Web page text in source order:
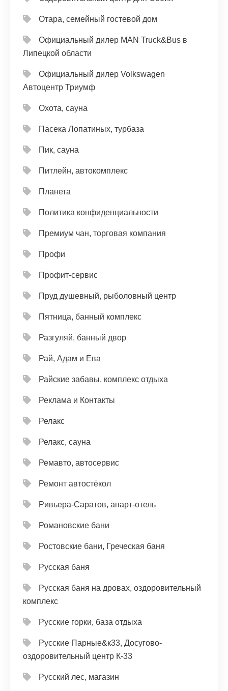
Отара, семейный гостевой дом
Официальный дилер MAN Truck&Bus в
Липецкой области
Официальный дилер Volkswagen
Автоцентр Триумф
Охота, сауна
Пасека Лопатиных, турбаза
Пик, сауна
Питлейн, автокомплекс
Планета
Политика конфиденциальности
Премиум чан, торговая компания
Профи
Профит-сервис
Пруд душевный, рыболовный центр
Пятница, банный комплекс
Разгуляй, банный двор
Рай, Адам и Ева
Райские забавы, комплекс отдыха
Реклама и Контакты
Релакс
Релакс, сауна
Ремавто, автосервис
Ремонт автостёкол
Ривьера-Саратов, апарт-отель
Романовские бани
Ростовские бани, Греческая баня
Русская баня
Русская баня на дровах, оздоровительный
комплекс
Русские горки, база отдыха
Русские Парные&к33, Досугово-
оздоровительный центр К-33
Русский лес, магазин